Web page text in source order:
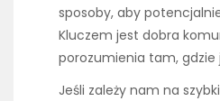
sposoby, aby
Kluczem jest dobra
porozumienia tam, gdzie
Jeśli zależy nam na